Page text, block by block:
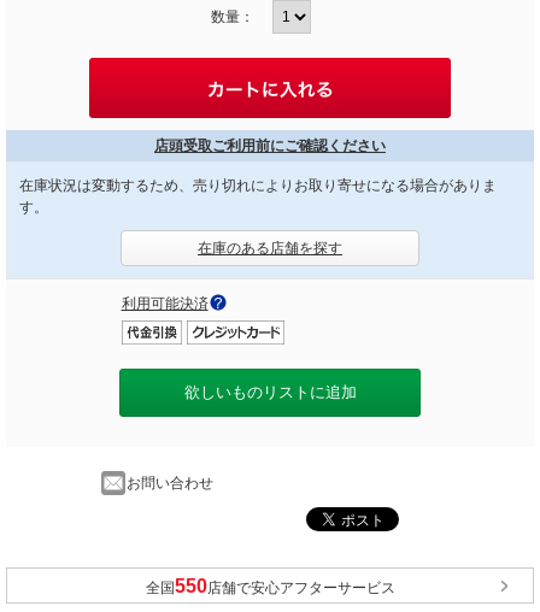
数量：
店頭受取ご利用前にご確認ください
在庫状況は変動するため、売り切れによりお取り寄せになる場合がありま
す。
在庫のある店舗を探す
利用可能決済
欲しいものリストに追加
お問い合わせ
全国 店舗で安心アフターサービス